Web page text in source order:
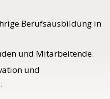
Berufsausbildung in
und Mitarbeitende.
und